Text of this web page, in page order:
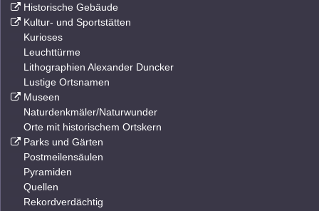
Historische Gebäude
Kultur- und Sportstätten
Kurioses
Leuchttürme
Lithographien Alexander Duncker
Lustige Ortsnamen
Museen
Naturdenkmäler/Naturwunder
Orte mit historischem Ortskern
Parks und Gärten
Postmeilensäulen
Pyramiden
Quellen
Rekordverdächtig